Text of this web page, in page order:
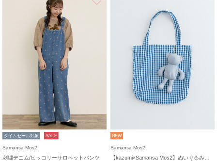
タイムセール対象 SALE
Samansa Mos2
刺繍デニム/ヒッコリーサロペットパンツ
NEW
Samansa Mos2